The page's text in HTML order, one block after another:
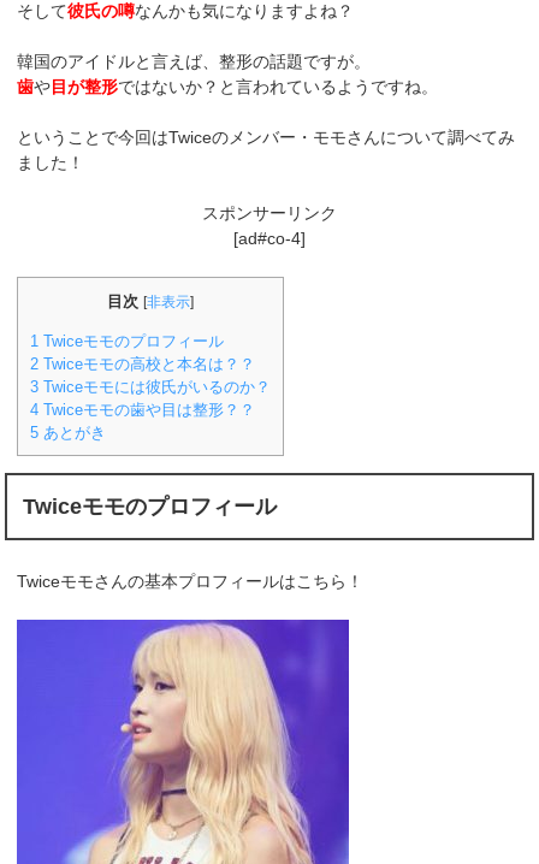
そして彼氏の噂なんかも気になりますよね？
韓国のアイドルと言えば、整形の話題ですが。
歯や目が整形ではないか？と言われているようですね。
ということで今回はTwiceのメンバー・モモさんについて調べてみ
ました！
スポンサーリンク
[ad#co-4]
目次 [非表示]
1 Twiceモモのプロフィール
2 Twiceモモの高校と本名は？？
3 Twiceモモには彼氏がいるのか？
4 Twiceモモの歯や目は整形？？
5 あとがき
Twiceモモのプロフィール
Twiceモモさんの基本プロフィールはこちら！